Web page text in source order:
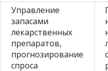
Управление
запасами
лекарственных
препаратов,
прогнозирование
спроса